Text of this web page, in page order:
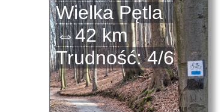
Wielka Pętla
⇔42 km
Trudność: 4/6